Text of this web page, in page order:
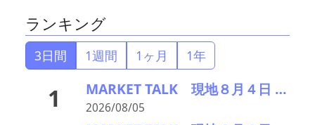
ランキング
3日間 1週間 1ヶ月 1年
1 MARKET TALK 現地８月４日 全面高、原油安・欧米の株高からCuは大幅続伸
2026/08/05